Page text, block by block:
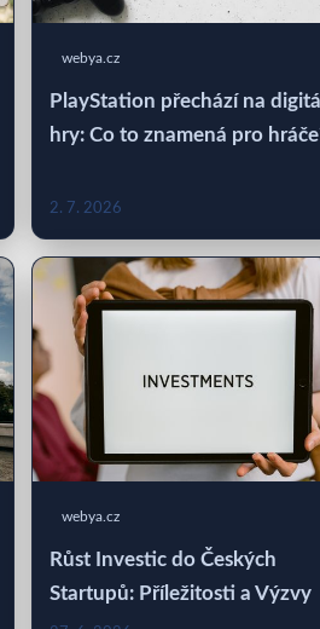
webya.cz
PlayStation přechází na
hry: Co to znamená pro
2. 7. 2026
webya.cz
Růst Investic do Českých
Startupů: Příležitosti a Výzvy